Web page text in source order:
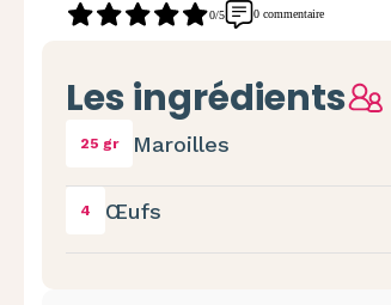
0/5 0 commentaire
Les ingrédients
25 gr Maroilles
4 Œufs